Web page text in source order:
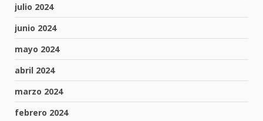
julio 2024
junio 2024
mayo 2024
abril 2024
marzo 2024
febrero 2024